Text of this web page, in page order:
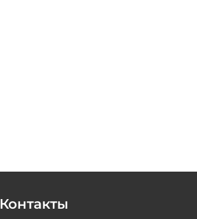
Контакты